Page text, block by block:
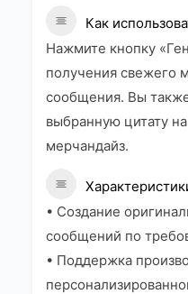
Как
Нажмите кнопку
получения свежего
сообщения. Вы
выбранную цитату
мерчандайз.
• Создание
сообщений по
• Поддержка